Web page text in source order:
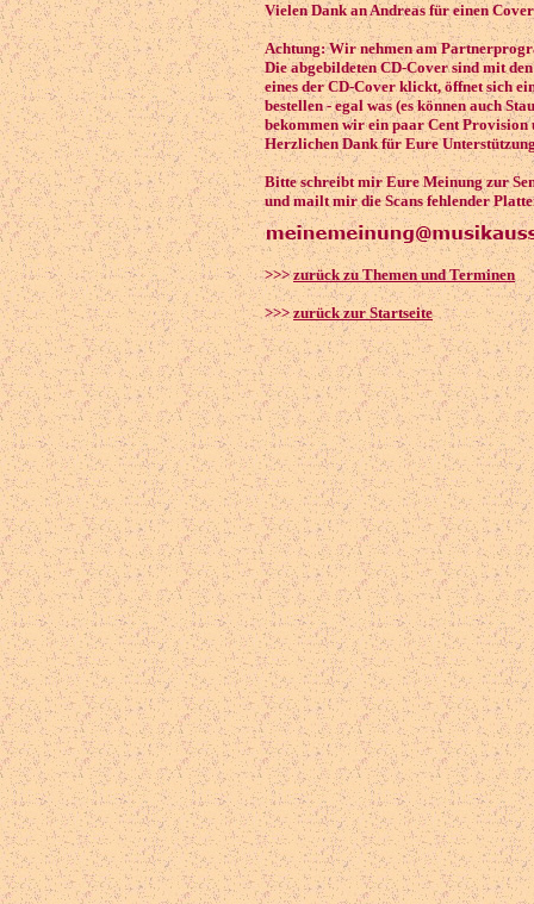
Vielen Dank an Andreas für einen
Achtung: Wir nehmen am
Die abgebildeten CD-Cover sind mit
eines der CD-Cover klickt, öffnet sich
bestellen - egal was (es können auch
bekommen wir ein paar Cent Provision
Herzlichen Dank für Eure
Bitte schreibt mir Eure Meinung zur
und mailt mir die Scans fehlender
>>>zurück zu Themen und Terminen
>>>zurück zur Startseite